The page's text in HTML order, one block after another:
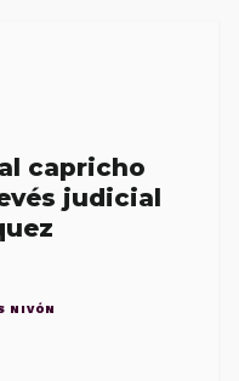
capricho
judicial
NIVÓN